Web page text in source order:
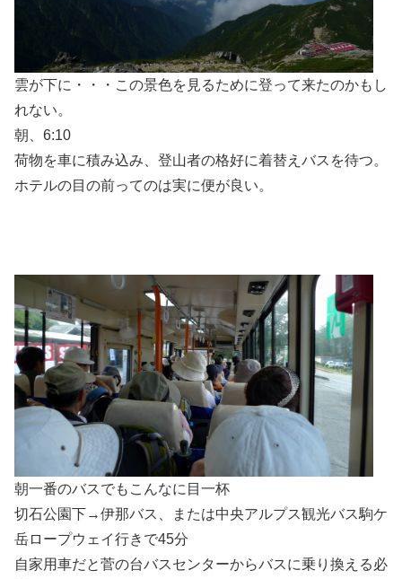
雲が下に・・・この景色を見るために登って来たのかもし
れない。
朝、6:10
荷物を車に積み込み、登山者の格好に着替えバスを待つ。
ホテルの目の前ってのは実に便が良い。
朝一番のバスでもこんなに目一杯
切石公園下→伊那バス、または中央アルプス観光バス駒ケ
岳ロープウェイ行きで45分
自家用車だと菅の台バスセンターからバスに乗り換える必